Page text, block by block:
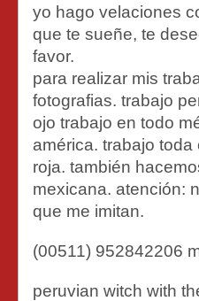
yo hago velaciones
que te sueñe, te
favor.
para realizar mis
fotografias. trabajo
ojo trabajo en todo
américa. trabajo
roja. también
mexicana. atención:
que me imitan.
(00511) 952842206
peruvian witch with